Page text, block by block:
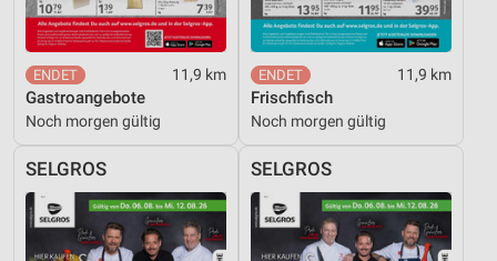
11,9 km
Gastroangebote
Noch morgen gültig
11,9 km
Frischfisch
Noch morgen gültig
SELGROS SELGROS